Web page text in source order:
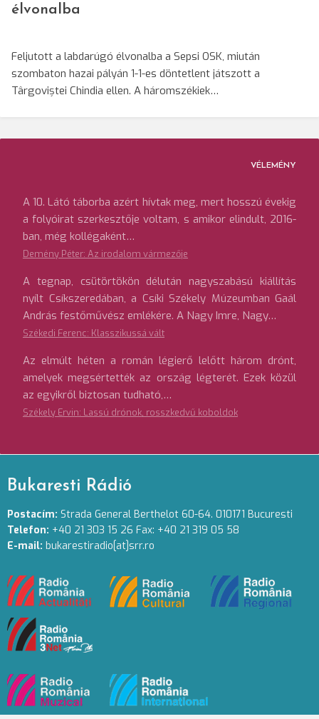
élvonalba
Feljutott a labdarúgó élvonalba a Sepsi OSK, miután
szombaton hazai pályán 1-1-es döntetlent játszott a
Târgoviștei Chindia ellen. A háromszékiek…
VÉLEMÉNY
A 10. Látó táborba azért hívtak meg, mert hosszú évekig
a folyóirat szerkesztője voltam, s amikor elindult, 2016-
ban, még kollégaként…
Demény Péter: Az irodalom vármezője
A tegnap, csütörtökön délután nagyszabású kiállítás
nyílt Csíkszeredában, a Csíki Székely Múzeumban Gaál
András festőművész emlékére. A Nagy Imre, Nagy…
Székedi Ferenc: Klasszikussá vált
Az elmúlt héten a román légierő lelőtt három drónt,
amelyek megsértették az ország légterét. Ezek közül
az egyikről biztosan tudható,…
Székely Ervin: Lassú drónok, rosszkedvű koboldok
Bukaresti Rádió
Postacím: Strada General Berthelot 60-64. 010171 Bucuresti
Telefon: +40 21 303 15 26 Fax: +40 21 319 05 58
E-mail: bukarestiradio[at]srr.ro